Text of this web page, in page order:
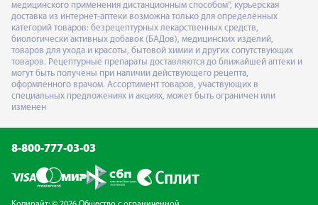
медицинского применения дистанционным способом", курьерская
доставка из интернет-аптеки возможна только для определённых
категорий товаров: безрецептурных лекарственных средств,
биологически активных добавок (БАДов), медицинских изделий,
товаров для ухода и красоты, бытовой химии и других сопутствующих
товаров. Рецептурные препараты доставляются до ближайшей аптеки и
могут быть получены при наличии действующего рецепта,
оформленного врачом. Ассортимент товаров, участвующих в
специальных предложениях и акциях, может быть ограничен или
изменен
8-800-777-03-03